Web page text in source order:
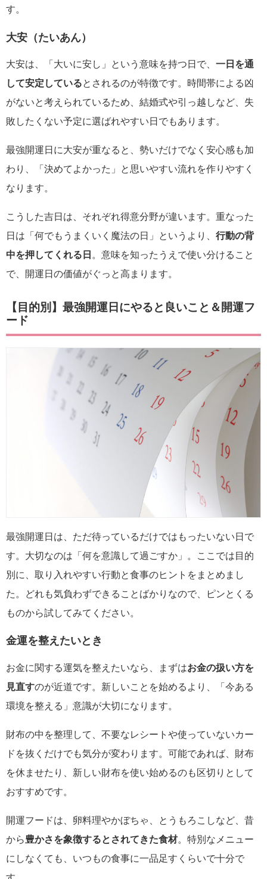
す。
大安（たいあん）
大安は、「大いに安し」という意味を持つ日で、 一日を通
して安定しているとされるのが特徴です。時間帯による凶
がないと考えられているため、結婚式や引っ越しなど、失
敗したくない予定に選ばれやすい日でもあります。
最強開運日に大安が重なると、勢いだけでなく安心感も加
わり、「決めてよかった」と思いやすい流れを作りやすく
なります。
こうした吉日は、それぞれ得意分野が違います。重なった
日は「何でもうまくいく魔法の日」というより、 行動の背
中を押してくれる日 。意味を知ったうえで使い分けること
で、開運日の価値がぐっと高まります。
【目的別】最強開運日にやると良いこと＆開運フ
ード
最強開運日は、ただ待っているだけではもったいない日で
す。大切なのは「何を意識して過ごすか」。ここでは目的
別に、取り入れやすい行動と食事のヒントをまとめまし
た。どれも気負わずできることばかりなので、ピンとくる
ものから試してみてください。
金運を整えたいとき
お金に関する運気を整えたいなら、まずはお金の扱い方を
見直すのが近道です。新しいことを始めるより、「今ある
環境を整える」意識が大切になります。
財布の中を整理して、不要なレシートや使っていないカー
ドを抜くだけでも気分が変わります。可能であれば、財布
を休ませたり、新しい財布を使い始めるのも区切りとして
おすすめです。
開運フードは、卵料理やかぼちゃ、とうもろこしなど、昔
から豊かさを象徴するとされてきた食材。特別なメニュー
にしなくても、いつもの食事に一品足すくらいで十分で